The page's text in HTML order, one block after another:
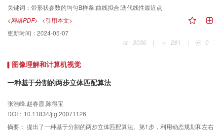
过实验分析，证明了该方法的有效性。
关键词： 带形状参数的均匀B样条;曲线拟合;迭代线性最近点
<网络PDF> <引用本文>
更新时间： 2024-05-07
3036
| 281 | 0
图像理解和计算机视觉
一种基于分割的两步立体匹配算法
张浩峰,赵春霞,陈得宝
DOI：10.11834/jig.20071126
摘要： 提出了一种基于分割的两步立体匹配算法。第1步，利用动态规划和左右